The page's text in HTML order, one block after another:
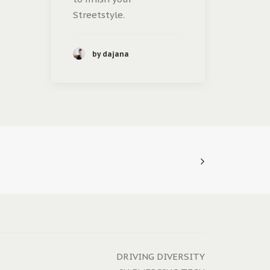
Streetstyle.
by dajana
DRIVING DIVERSITY